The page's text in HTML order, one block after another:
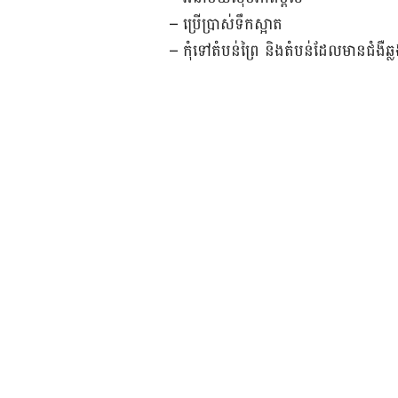
– ប្រើប្រាស់ទឹកស្អាត
– កុំទៅតំបន់ព្រៃ និងតំបន់ដែលមានជំងឺឆ្